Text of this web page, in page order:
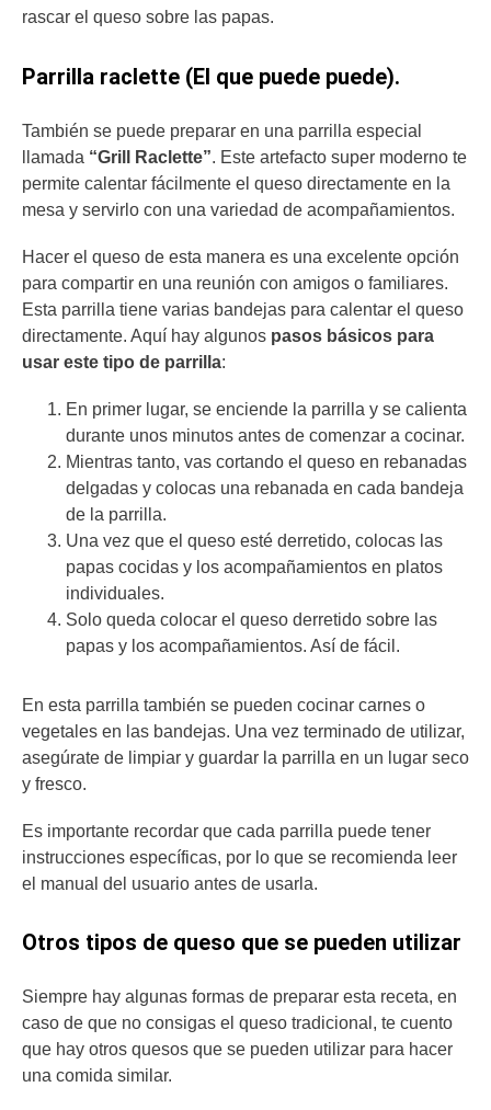
rascar el queso sobre las papas.
Parrilla raclette (El que puede puede).
También se puede preparar en una parrilla especial
llamada “Grill Raclette”. Este artefacto super moderno te
permite calentar fácilmente el queso directamente en la
mesa y servirlo con una variedad de acompañamientos.
Hacer el queso de esta manera es una excelente opción
para compartir en una reunión con amigos o familiares.
Esta parrilla tiene varias bandejas para calentar el queso
directamente. Aquí hay algunos pasos básicos para
usar este tipo de parrilla:
En primer lugar, se enciende la parrilla y se calienta
durante unos minutos antes de comenzar a cocinar.
Mientras tanto, vas cortando el queso en rebanadas
delgadas y colocas una rebanada en cada bandeja
de la parrilla.
Una vez que el queso esté derretido, colocas las
papas cocidas y los acompañamientos en platos
individuales.
Solo queda colocar el queso derretido sobre las
papas y los acompañamientos. Así de fácil.
En esta parrilla también se pueden cocinar carnes o
vegetales en las bandejas. Una vez terminado de utilizar,
asegúrate de limpiar y guardar la parrilla en un lugar seco
y fresco.
Es importante recordar que cada parrilla puede tener
instrucciones específicas, por lo que se recomienda leer
el manual del usuario antes de usarla.
Otros tipos de queso que se pueden utilizar
Siempre hay algunas formas de preparar esta receta, en
caso de que no consigas el queso tradicional, te cuento
que hay otros quesos que se pueden utilizar para hacer
una comida similar.